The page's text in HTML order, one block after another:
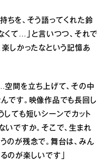
ちを、そう語ってくれた鈴
くて…」と言いつつ、それで
楽しかったなという記憶あ
空間を立ち上げて、その中
です。映像作品でも長回し
しても短いシーンでカット
いですか。そこで、生まれ
のが残念で。舞台は、みん
のが楽しいです」